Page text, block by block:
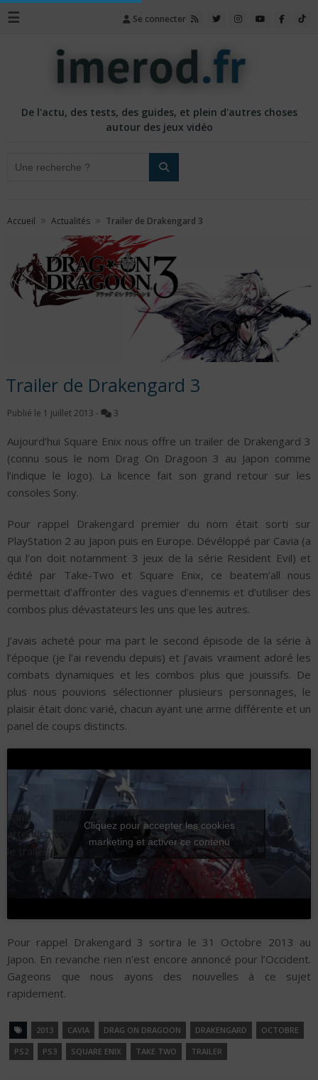
☰ Se connecter
De l'actu, des tests, des guides, et plein d'autres choses
autour des jeux vidéo
Accueil » Actualités » Trailer de Drakengard 3
Trailer de Drakengard 3
Publié le 1 juillet 2013 - 3
Aujourd’hui Square Enix nous offre un trailer de Drakengard 3
(connu sous le nom Drag On Dragoon 3 au Japon comme
l’indique le logo). La licence fait son grand retour sur les
consoles Sony.
Pour rappel Drakengard premier du nom était sorti sur
PlayStation 2 au Japon puis en Europe. Dévéloppé par Cavia (a
qui l’on doit notamment 3 jeux de la série Resident Evil) et
édité par Take-Two et Square Enix, ce beatem’all nous
permettait d’affronter des vagues d’ennemis et d’utiliser des
combos plus dévastateurs les uns que les autres.
J’avais acheté pour ma part le second épisode de la série à
l’époque (je l’ai revendu depuis) et j’avais vraiment adoré les
combats dynamiques et les combos plus que jouissifs. De
plus nous pouvions sélectionner plusieurs personnages, le
plaisir était donc varié, chacun ayant une arme différente et un
panel de coups distincts.
Sans plus
attendre voici
le trailer :
Cliquez pour accepter les cookies
marketing et activer ce contenu
Pour rappel Drakengard 3 sortira le 31 Octobre 2013 au
Japon. En revanche rien n’est encore annoncé pour l’Occident.
Gageons que nous ayons des nouvelles à ce sujet
rapidement.
2013 CAVIA DRAG ON DRAGOON DRAKENGARD
OCTOBRE
PS2
PS3 SQUARE ENIX TAKE TWO TRAILER